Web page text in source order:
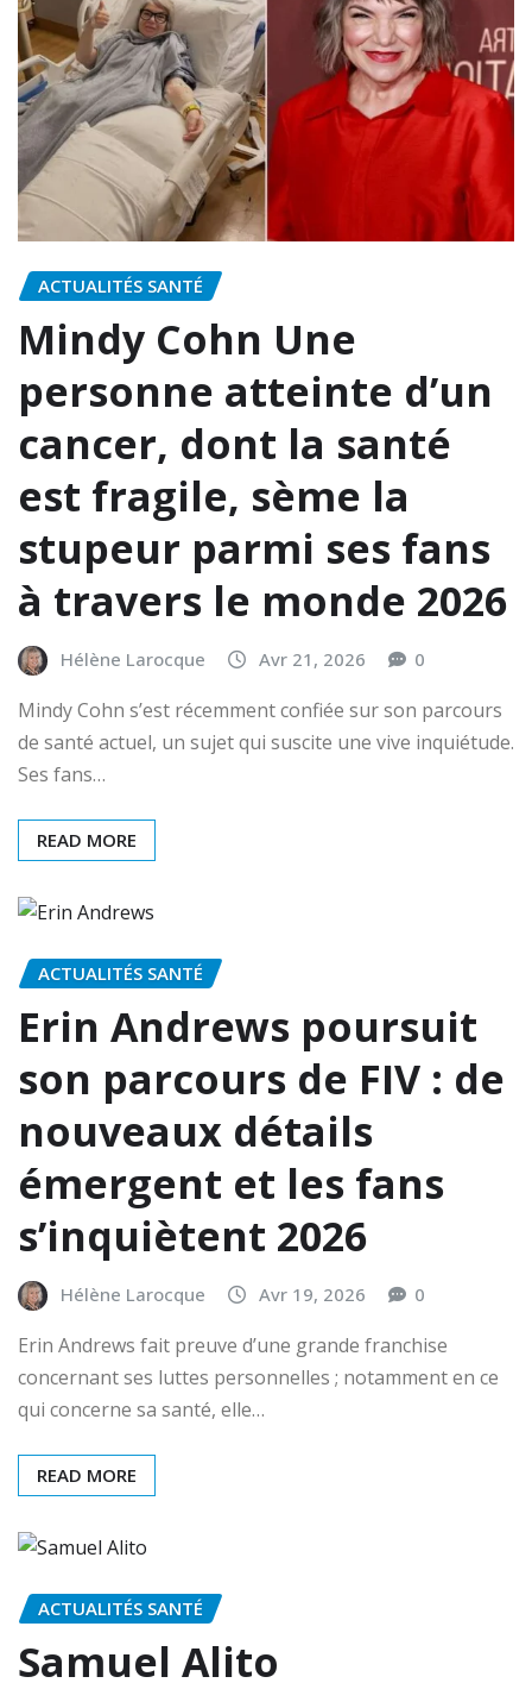
ACTUALITÉS SANTÉ
Mindy Cohn Une
personne atteinte d’un
cancer, dont la santé
est fragile, sème la
stupeur parmi ses fans
à travers le monde 2026
Hélène Larocque Avr 21, 2026 0
Mindy Cohn s’est récemment confiée sur son parcours
de santé actuel, un sujet qui suscite une vive inquiétude.
Ses fans…
READ MORE
ACTUALITÉS SANTÉ
Erin Andrews poursuit
son parcours de FIV : de
nouveaux détails
émergent et les fans
s’inquiètent 2026
Hélène Larocque Avr 19, 2026 0
Erin Andrews fait preuve d’une grande franchise
concernant ses luttes personnelles ; notamment en ce
qui concerne sa santé, elle…
READ MORE
ACTUALITÉS SANTÉ
Samuel Alito